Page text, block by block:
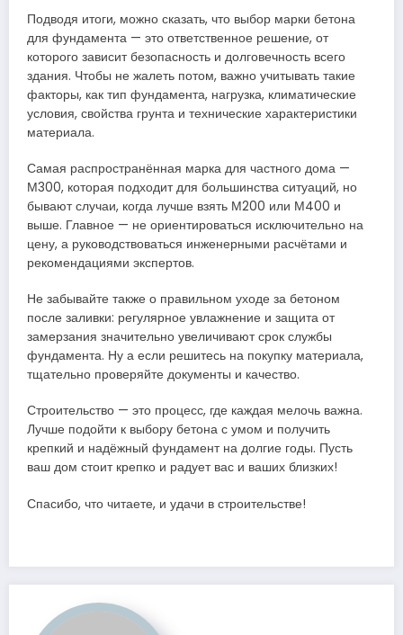
Подводя итоги, можно сказать, что выбор марки бетона
для фундамента — это ответственное решение, от
которого зависит безопасность и долговечность всего
здания. Чтобы не жалеть потом, важно учитывать такие
факторы, как тип фундамента, нагрузка, климатические
условия, свойства грунта и технические характеристики
материала.
Самая распространённая марка для частного дома —
М300, которая подходит для большинства ситуаций, но
бывают случаи, когда лучше взять М200 или М400 и
выше. Главное — не ориентироваться исключительно на
цену, а руководствоваться инженерными расчётами и
рекомендациями экспертов.
Не забывайте также о правильном уходе за бетоном
после заливки: регулярное увлажнение и защита от
замерзания значительно увеличивают срок службы
фундамента. Ну а если решитесь на покупку материала,
тщательно проверяйте документы и качество.
Строительство — это процесс, где каждая мелочь важна.
Лучше подойти к выбору бетона с умом и получить
крепкий и надёжный фундамент на долгие годы. Пусть
ваш дом стоит крепко и радует вас и ваших близких!
Спасибо, что читаете, и удачи в строительстве!